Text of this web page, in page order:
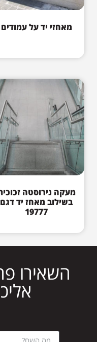
מאחזי יד על עמודים
מעקה נירוסטה
בשילוב מאחז יד דגם
19777
השאירו